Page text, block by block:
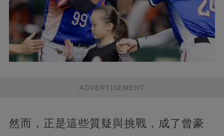
ADVERTISEMENT
然而，正是這些質疑與挑戰，成了曾豪